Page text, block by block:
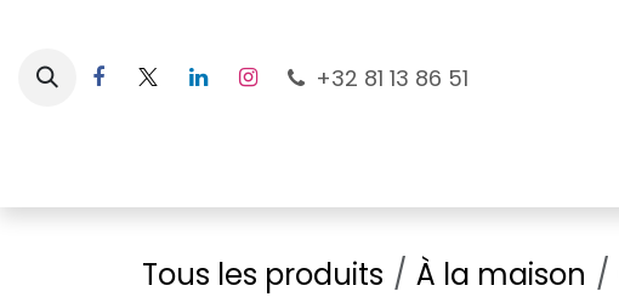
+32 81 13 86 51
Tous les produits À la maison